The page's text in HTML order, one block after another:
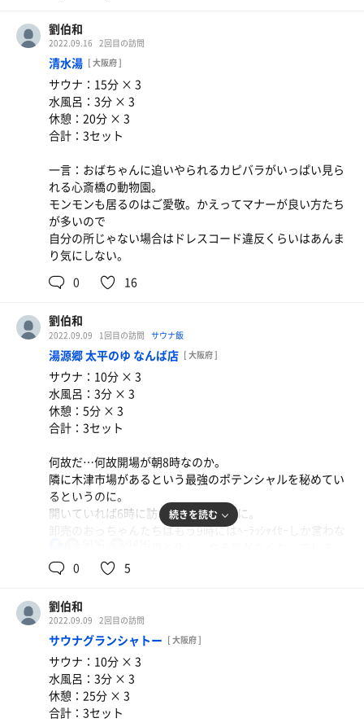
部屋もダークグレー寄り。ヒーリングでもないな、雰囲気
に合わせて
Avril LavigneのComplicatedを流してみた。洋楽かなー？
と思ったら
アブリルにまで”そうじゃないのよ”と言われた。そうか。
という事で澤野弘之”医龍サントラ”にした。
100℃で聞く壮大な世界観とギターのかき鳴らし。
3回目の休憩時にAestheticが流れる。これはヤバい。
キャンペーン中で80分5,000円。
高いと思うかは人次第。私は安いと思った。
出入りが激しすぎて最初から湿気祭りの80℃くらいな大人
気サウナ(2,300円）に入るくらいならこっちだな。
たまにしか来れないだろうけど、また来る。ここには来
ラフな格好では…来れないなぁ。
どうも夜の飲食店っぽい人が夢を語っている。40歳までに
はこうありたい、だとか。やりたいようにやる事の難しさ
なんかをツレに語っている。
もう一つはどうやら建築関係の方々
サウナに全く興味はなかったが、ビジネスマッチングの都
合かサウナを勉強したいという事でサウナ好きの友人に講
習を受けている様子。サウナー雑誌も読み込み、最近のサ
て熱心に聞き取りを行っている。
真面目で、熱意と創作意欲が感じられるお兄さん。
こんな人に仕事を任せられるオーナーさんは幸せだろうな
とか思う。
なんだったら割り入ってサウナ設備とマネタイズには一家
言あるので教えてあげたい！と思うがそうなると私が黙浴
出来ない子になる。
・・・歯がゆし。
劉伯和
2022.09.16 2回目の訪問
清水湯 [ 大阪府 ]
サウナ：15分 × 3
水風呂：3分 × 3
休憩：20分 × 3
合計：3セット
一言：おばちゃんに追いやられるカピバラがいっぱい見ら
れる心斎橋の動物園。
モンモンも居るのはご愛敬。かえってマナーが良い方たち
が多いので
自分の所じゃない場合はドレスコード違反くらいはあんま
り気にしない。
0
16
劉伯和
2022.09.09 1回目の訪問 サウナ飯
湯源郷 太平のゆ なんば店 [ 大阪府 ]
サウナ：10分 × 3
水風呂：3分 × 3
休憩：5分 × 3
合計：3セット
何故だ…何故開場が朝8時なのか。
隣に木津市場があるという最強のポテンシャルを秘めてい
るというのに。
開いていれば6時に訪れたいというのに。
卸売のおっちゃんたちはもう9時にはﾍｰﾗｯｼｬｲｾｰしか言わな
う。寿司屋に至っては新聞読んでる。
仕方ないけどジャスト8時入り、短期浴だ。
昼なら絶対入りびたる炭酸泉もそこそこに91℃くらいか
な？のサウナへ。
天井高く座面が低いのは良し悪し。熱波が降りてこないん
だよね。でもじめじめはしていない。
水風呂はこのタイプ好き。水圧もかかるし、この形なら隣
に（掛水をしたとは言え）
絶賛汗かき中のおっさんが沈んでても気にならない。相当
続きを読む
0 5
劉伯和
2022.09.09 2回目の訪問
サウナグランシャトー [ 大阪府 ]
サウナ：10分 × 3
水風呂：3分 × 3
休憩：25分 × 3
合計：3セット